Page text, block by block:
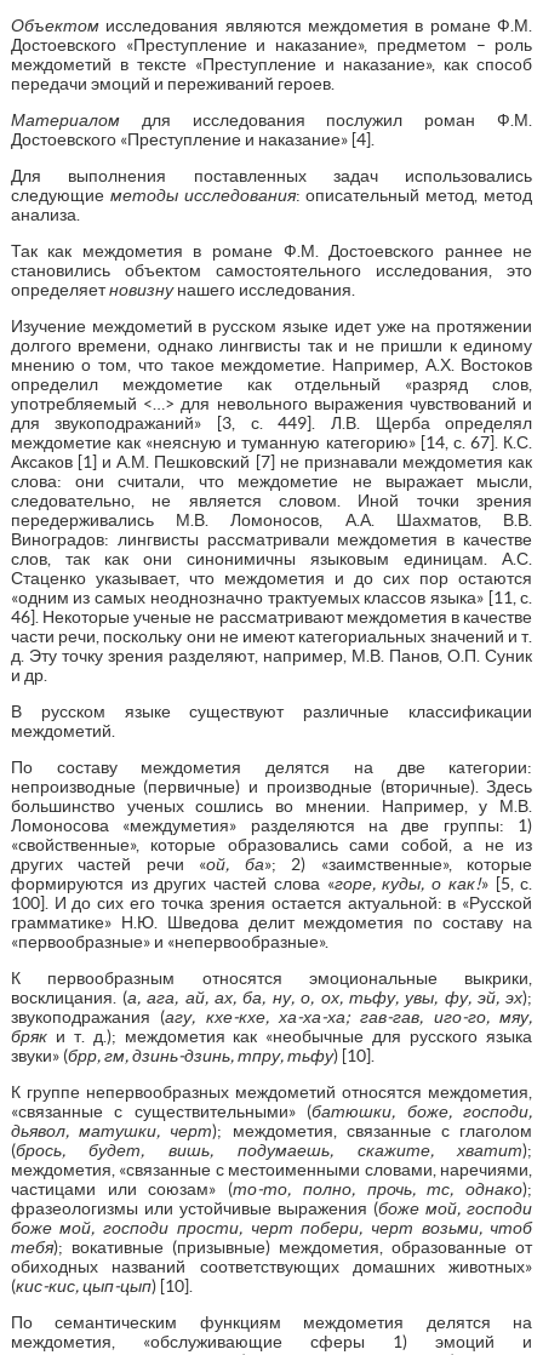
Объектомисследования являются междометия в романе Ф.М.
Достоевского «Преступление и наказание», предметом – роль
междометий в тексте «Преступление и наказание», как способ
передачи эмоций и переживаний героев.
Материаломдля исследования послужил роман Ф.М.
Достоевского «Преступление и наказание» [4].
Для выполнения поставленных задач использовались
следующие методы исследования: описательный метод, метод
анализа.
Так как междометия в романе Ф.М. Достоевского раннее не
становились объектом самостоятельного исследования, это
определяетновизнунашего исследования.
Изучение междометий в русском языке идет уже на протяжении
долгого времени, однако лингвисты так и не пришли к единому
мнению о том, что такое междометие. Например, А.Х. Востоков
определил междометие как отдельный «разряд слов,
употребляемый <…> для невольного выражения чувствований и
для звукоподражаний» [3, с. 449]. Л.В. Щерба определял
междометие как «неясную и туманную категорию» [14, с. 67]. К.С.
Аксаков [1] и А.М. Пешковский [7] не признавали междометия как
слова: они считали, что междометие не выражает мысли,
следовательно, не является словом. Иной точки зрения
передерживались М.В. Ломоносов, А.А. Шахматов, В.В.
Виноградов: лингвисты рассматривали междометия в качестве
слов, так как они синонимичны языковым единицам. А.С.
Стаценко указывает, что междометия и до сих пор остаются
«одним из самых неоднозначно трактуемых классов языка» [11, с.
46]. Некоторые ученые не рассматривают междометия в качестве
части речи, поскольку они не имеют категориальных значений и т.
д. Эту точку зрения разделяют, например, М.В. Панов, О.П. Суник
и др.
В русском языке существуют различные классификации
междометий.
По составу междометия делятся на две категории:
непроизводные (первичные) и производные (вторичные). Здесь
большинство ученых сошлись во мнении. Например, у М.В.
Ломоносова «междуметия» разделяются на две группы: 1)
«свойственные», которые образовались сами собой, а не из
других частей речи «ой, ба»; 2) «заимственные», которые
формируются из других частей слова «горе, куды, о как!» [5, с.
100]. И до сих его точка зрения остается актуальной: в «Русской
грамматике» Н.Ю. Шведова делит междометия по составу на
«первообразные» и «непервообразные».
К первообразным относятся эмоциональные выкрики,
восклицания. (а, ага, ай, ах, ба, ну, о, ох, тьфу, увы, фу, эй, эх);
звукоподражания (агу, кхе-кхе, ха-ха-ха; гав-гав, иго-го, мяу,
бряки т. д.); междометия как «необычные для русского языка
звуки» (брр, гм, дзинь-дзинь, тпру, тьфу) [10].
К группе непервообразных междометий относятся междометия,
«связанные с существительными» (батюшки, боже, господи,
дьявол, матушки, черт); междометия, связанные с глаголом
(брось, будет, вишь, подумаешь, скажите, хватит);
междометия, «связанные с местоименными словами, наречиями,
частицами или союзам» (то-то, полно, прочь, тс, однако);
фразеологизмы или устойчивые выражения (боже мой, господи
боже мой, господи прости, черт побери, черт возьми, чтоб
тебя); вокативные (призывные) междометия, образованные от
обиходных названий соответствующих домашних животных»
(кис-кис, цып-цып) [10].
По семантическим функциям междометия делятся на
междометия, «обслуживающие сферы 1) эмоций и